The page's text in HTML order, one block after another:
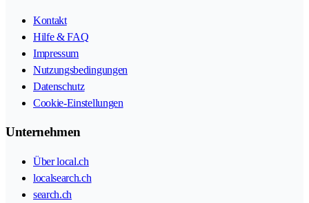
Kontakt
Hilfe & FAQ
Impressum
Nutzungsbedingungen
Datenschutz
Cookie-Einstellungen
Unternehmen
Über local.ch
localsearch.ch
search.ch